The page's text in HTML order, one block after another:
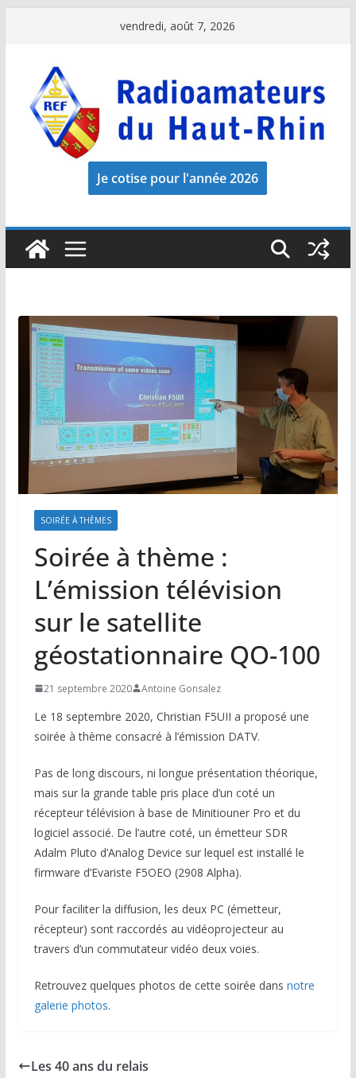
contenu
vendredi, août 7, 2026
SOIRÉE À THÈMES
Soirée à thème :
L’émission télévision
sur le satellite
géostationnaire QO-100
21 septembre 2020 Antoine Gonsalez
Le 18 septembre 2020, Christian F5UII a proposé une
soirée à thème consacré à l’émission DATV.
Pas de long discours, ni longue présentation théorique,
mais sur la grande table pris place d’un coté un
récepteur télévision à base de Minitiouner Pro et du
logiciel associé. De l’autre coté, un émetteur SDR
Adalm Pluto d’Analog Device sur lequel est installé le
firmware d’Evariste F5OEO (2908 Alpha).
Pour faciliter la diffusion, les deux PC (émetteur,
récepteur) sont raccordés au vidéoprojecteur au
travers d’un commutateur vidéo deux voies.
Retrouvez quelques photos de cette soirée dans notre
galerie photos.
Les 40 ans du relais